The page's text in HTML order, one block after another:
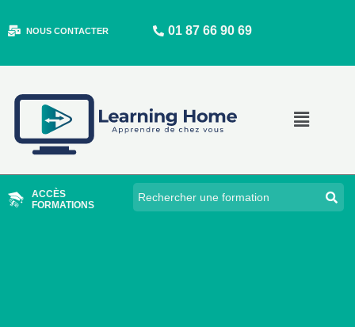
au
NOUS CONTACTER 01 87 66 90 69
Main
ACCÈS
FORMATIONS